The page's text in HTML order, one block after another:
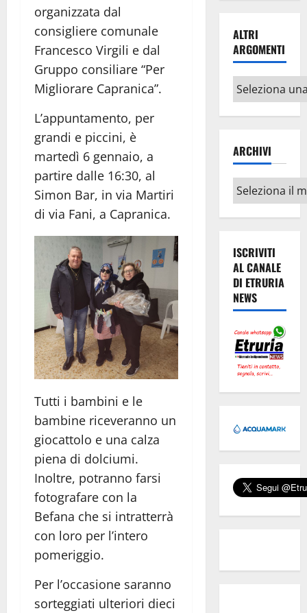
organizzata dal
consigliere comunale
Francesco Virgili e dal
Gruppo consiliare “Per
Migliorare Capranica”.
L’appuntamento, per
grandi e piccini, è
martedì 6 gennaio, a
partire dalle 16:30, al
Simon Bar, in via Martiri
di via Fani, a Capranica.
Tutti i bambini e le
bambine riceveranno un
giocattolo e una calza
piena di dolciumi.
Inoltre, potranno farsi
fotografare con la
Befana che si intratterrà
con loro per l’intero
pomeriggio.
Per l’occasione saranno
sorteggiati ulteriori dieci
ALTRI
ARGOMENTI
Altri
argomenti
ARCHIVI
Archivi
ISCRIVITI
AL CANALE
DI ETRURIA
NEWS